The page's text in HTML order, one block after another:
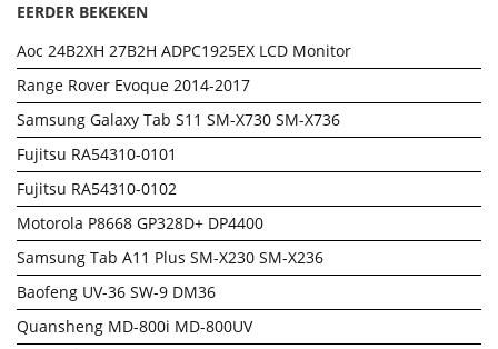
EERDER BEKEKEN
Aoc 24B2XH 27B2H ADPC1925EX LCD Monitor
Range Rover Evoque 2014-2017
Samsung Galaxy Tab S11 SM-X730 SM-X736
Fujitsu RA54310-0101
Fujitsu RA54310-0102
Motorola P8668 GP328D+ DP4400
Samsung Tab A11 Plus SM-X230 SM-X236
Baofeng UV-36 SW-9 DM36
Quansheng MD-800i MD-800UV